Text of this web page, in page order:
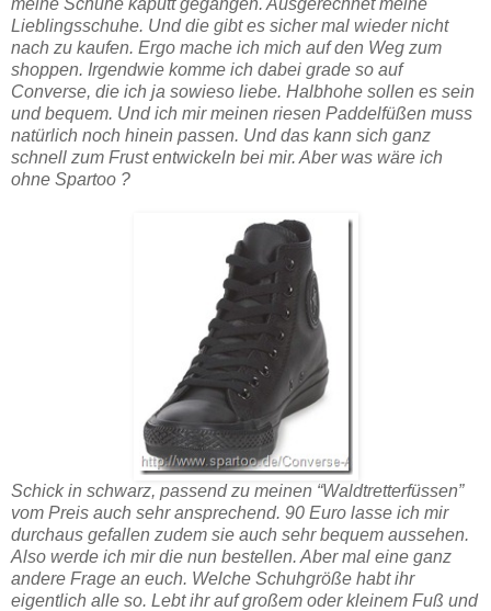
Lieblingsschuhe. Und die gibt es sicher mal wieder nicht
nach zu kaufen. Ergo mache ich mich auf den Weg zum
shoppen. Irgendwie komme ich dabei grade so auf
Converse, die ich ja sowieso liebe. Halbhohe sollen es sein
und bequem. Und ich mir meinen riesen Paddelfüßen muss
natürlich noch hinein passen. Und das kann sich ganz
schnell zum Frust entwickeln bei mir. Aber was wäre ich
ohne Spartoo ?
Schick in schwarz, passend zu meinen “Waldtretterfüssen”
vom Preis auch sehr ansprechend. 90 Euro lasse ich mir
durchaus gefallen zudem sie auch sehr bequem aussehen.
Also werde ich mir die nun bestellen. Aber mal eine ganz
andere Frage an euch. Welche Schuhgröße habt ihr
eigentlich alle so. Lebt ihr auf großem oder kleinem Fuß und